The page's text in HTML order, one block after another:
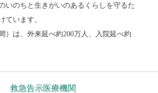
いのちと生きがいのあるくらしを守るた
ています。
）は、外来延べ約200万人、入院延べ約
救急告示医療機関